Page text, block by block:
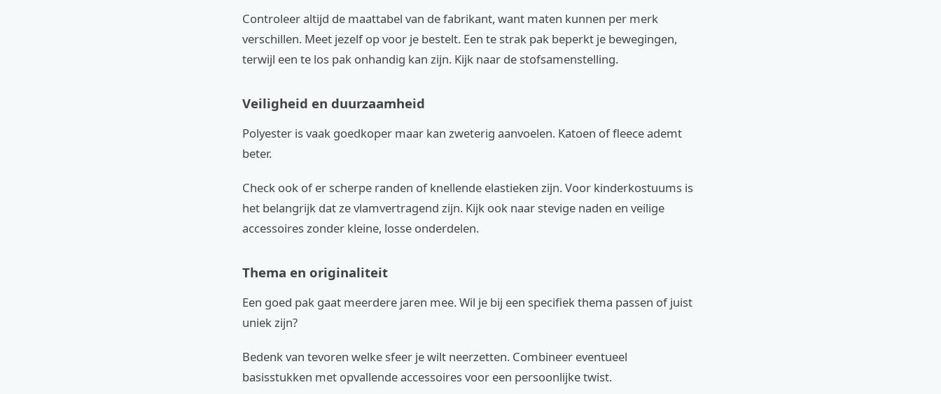
Controleer altijd de maattabel van de fabrikant, want maten kunnen per merk
verschillen. Meet jezelf op voor je bestelt. Een te strak pak beperkt je bewegingen,
terwijl een te los pak onhandig kan zijn. Kijk naar de stofsamenstelling.
Veiligheid en duurzaamheid
Polyester is vaak goedkoper maar kan zweterig aanvoelen. Katoen of fleece ademt
beter.
Check ook of er scherpe randen of knellende elastieken zijn. Voor kinderkostuums is
het belangrijk dat ze vlamvertragend zijn. Kijk ook naar stevige naden en veilige
accessoires zonder kleine, losse onderdelen.
Thema en originaliteit
Een goed pak gaat meerdere jaren mee. Wil je bij een specifiek thema passen of juist
uniek zijn?
Bedenk van tevoren welke sfeer je wilt neerzetten. Combineer eventueel
basisstukken met opvallende accessoires voor een persoonlijke twist.